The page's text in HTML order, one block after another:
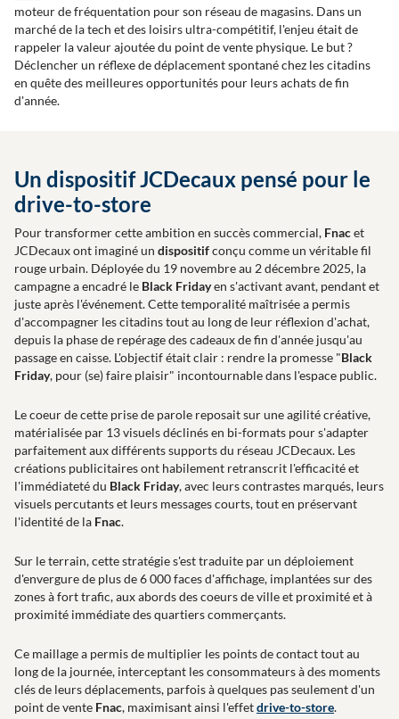
moteur de fréquentation pour son réseau de magasins. Dans un
marché de la tech et des loisirs ultra-compétitif, l'enjeu était de
rappeler la valeur ajoutée du point de vente physique. Le but ?
Déclencher un réflexe de déplacement spontané chez les citadins
en quête des meilleures opportunités pour leurs achats de fin
d'année.
Un dispositif JCDecaux pensé pour le
drive-to-store
Pour transformer cette ambition en succès commercial, Fnacet
JCDecaux ont imaginé un dispositifconçu comme un véritable fil
rouge urbain. Déployée du 19 novembre au 2 décembre 2025, la
campagne a encadré le Black Fridayen s'activant avant, pendant et
juste après l'événement. Cette temporalité maîtrisée a permis
d'accompagner les citadins tout au long de leur réflexion d'achat,
depuis la phase de repérage des cadeaux de fin d'année jusqu'au
passage en caisse. L'objectif était clair : rendre la promesse "Black
Friday, pour (se) faire plaisir" incontournable dans l'espace public.
Le coeur de cette prise de parole reposait sur une agilité créative,
matérialisée par 13 visuels déclinés en bi-formats pour s'adapter
parfaitement aux différents supports du réseau JCDecaux. Les
créations publicitaires ont habilement retranscrit l'efficacité et
l'immédiateté du Black Friday, avec leurs contrastes marqués, leurs
visuels percutants et leurs messages courts, tout en préservant
l'identité de la Fnac.
Sur le terrain, cette stratégie s'est traduite par un déploiement
d'envergure de plus de 6 000 faces d'affichage, implantées sur des
zones à fort trafic, aux abords des coeurs de ville et proximité et à
proximité immédiate des quartiers commerçants.
Ce maillage a permis de multiplier les points de contact tout au
long de la journée, interceptant les consommateurs à des moments
clés de leurs déplacements, parfois à quelques pas seulement d'un
point de vente Fnac, maximisant ainsi l'effetdrive-to-store.